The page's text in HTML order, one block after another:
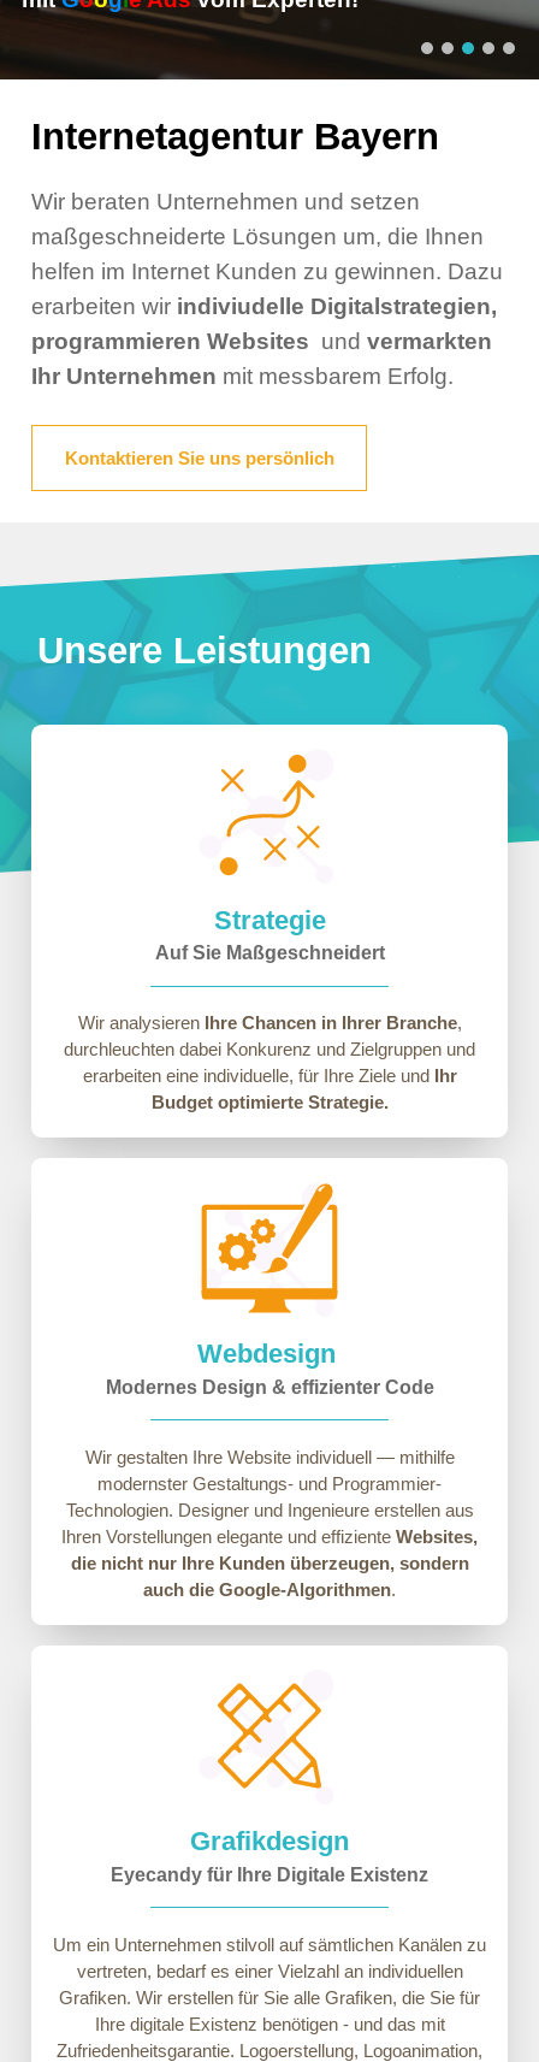
Internetagentur Bayern
Wir beraten Unternehmen und setzen
maßgeschneiderte Lösungen um, die Ihnen
helfen im Internet Kunden zu gewinnen. Dazu
erarbeiten wir indiviudelle Digitalstrategien,
programmierenWebsites undvermarkten
Ihr Unternehmen mit messbarem Erfolg.
Kontaktieren Sie uns persönlich
Unsere Leistungen
Strategie
Auf Sie Maßgeschneidert
Wir analysieren Ihre Chancen in Ihrer Branche,
durchleuchten dabei Konkurenz und Zielgruppen und
erarbeiten eine individuelle, für Ihre Ziele und Ihr
Budget optimierte Strategie.
Webdesign
Modernes Design & effizienter Code
Wir gestalten Ihre Website individuell — mithilfe
modernster Gestaltungs- und Programmier-
Technologien. Designer und Ingenieure erstellen aus
Ihren Vorstellungen elegante und effiziente Websites,
die nicht nur Ihre Kunden überzeugen, sondern
auch die Google-Algorithmen.
Grafikdesign
Eyecandy für Ihre Digitale Existenz
Um ein Unternehmen stilvoll auf sämtlichen Kanälen zu
vertreten, bedarf es einer Vielzahl an individuellen
Grafiken. Wir erstellen für Sie alle Grafiken, die Sie für
Ihre digitale Existenz benötigen - und das mit
Zufriedenheitsgarantie. Logoerstellung, Logoanimation,